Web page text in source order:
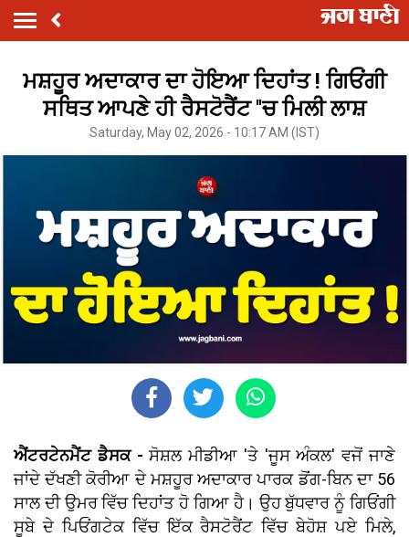
ਮਸ਼ਹੂਰ ਅਦਾਕਾਰ ਦਾ ਹੋਇਆ ਦਿਹਾਂਤ ! ਗਿਓਂਗੀ
ਸਥਿਤ ਆਪਣੇ ਹੀ ਰੈਸਟੋਰੈਂਟ ''ਚ ਮਿਲੀ ਲਾਸ਼
Saturday, May 02, 2026 - 10:17 AM (IST)
ਐਂਟਰਟੇਨਮੈਂਟ ਡੈਸਕ -ਸੋਸ਼ਲ ਮੀਡੀਆ 'ਤੇ 'ਜੂਸ ਅੰਕਲ' ਵਜੋਂ ਜਾਣੇ
ਜਾਂਦੇ ਦੱਖਣੀ ਕੋਰੀਆ ਦੇ ਮਸ਼ਹੂਰ ਅਦਾਕਾਰ ਪਾਰਕ ਡੋਂਗ-ਬਿਨ ਦਾ 56
ਸਾਲ ਦੀ ਉਮਰ ਵਿੱਚ ਦਿਹਾਂਤ ਹੋ ਗਿਆ ਹੈ। ਉਹ ਬੁੱਧਵਾਰ ਨੂੰ ਗਿਓਂਗੀ
ਸੂਬੇ ਦੇ ਪਿਓਂਗਟੇਕ ਵਿੱਚ ਇੱਕ ਰੈਸਟੋਰੈਂਟ ਵਿੱਚ ਬੇਹੋਸ਼ ਪਏ ਮਿਲੇ,